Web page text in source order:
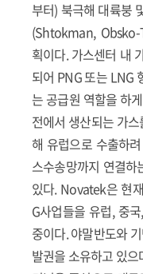
부터) 북극해 대륙붕
(Shtokman, Obsko-
획이다. 가스센터 내
되어 PNG 또는 LNG
는 공급원 역할을 하
전에서 생산되는 가
해 유럽으로 수출하
스수송망까지 연결
있다. Novatek은 현
G사업들을 유럽, 중
중이다. 야말반도와
발권을 소유하고 있